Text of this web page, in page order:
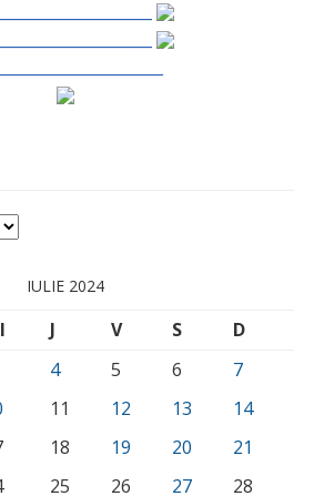
IULIE 2024
J V S
D
4 5 6
7
11 12 13
14
18 19 20
21
25 26 27
28